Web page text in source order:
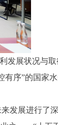
发展状况与
有序”的国家
发展进行了